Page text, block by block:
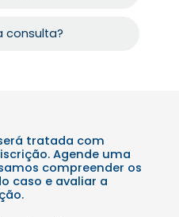
consulta?
tratada com
Agende uma
compreender os
caso e avaliar a